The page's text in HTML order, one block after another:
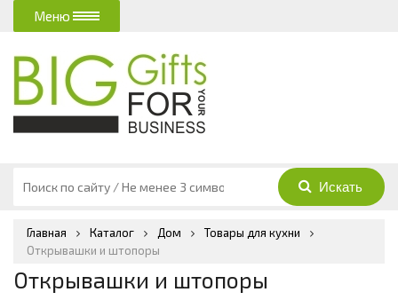
Меню
Главная Каталог Дом
Товары для кухни
Открывашки и штопоры
Открывашки и штопоры